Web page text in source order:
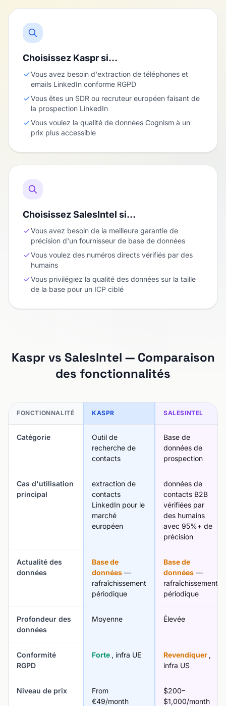
Choisissez Kaspr si…
Vous avez besoin d'extraction de téléphones et
emails LinkedIn conforme RGPD
Vous êtes un SDR ou recruteur européen faisant de
la prospection LinkedIn
Vous voulez la qualité de données Cognism à un
prix plus accessible
Choisissez SalesIntel si…
Vous avez besoin de la meilleure garantie de
précision d'un fournisseur de base de données
Vous voulez des numéros directs vérifiés par des
humains
Vous privilégiez la qualité des données sur la taille
de la base pour un ICP ciblé
Kaspr vs SalesIntel — Comparaison
des fonctionnalités
FONCTIONNALITÉ KASPR SALESINTEL
Catégorie
Outil de
recherche de
contacts
Base de
données de
prospection
Cas d'utilisation
principal
extraction de
contacts
LinkedIn pour le
marché
européen
données de
contacts B2B
vérifiées par
des humains
avec 95%+ de
précision
Actualité des
données
Base de
données —
rafraîchissement
périodique
Base de
données —
rafraîchissement
périodique
Profondeur des
données
Moyenne Élevée
Conformité
RGPD
Forte , infra UE Revendiquer ,
infra US
Niveau de prix
From
€49/month
$200–
$1,000/month